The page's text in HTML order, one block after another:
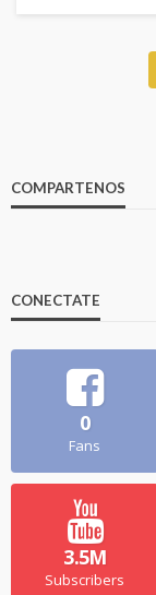
COMPARTENOS
CONECTATE
0
Fans
3.5M
Subscribers